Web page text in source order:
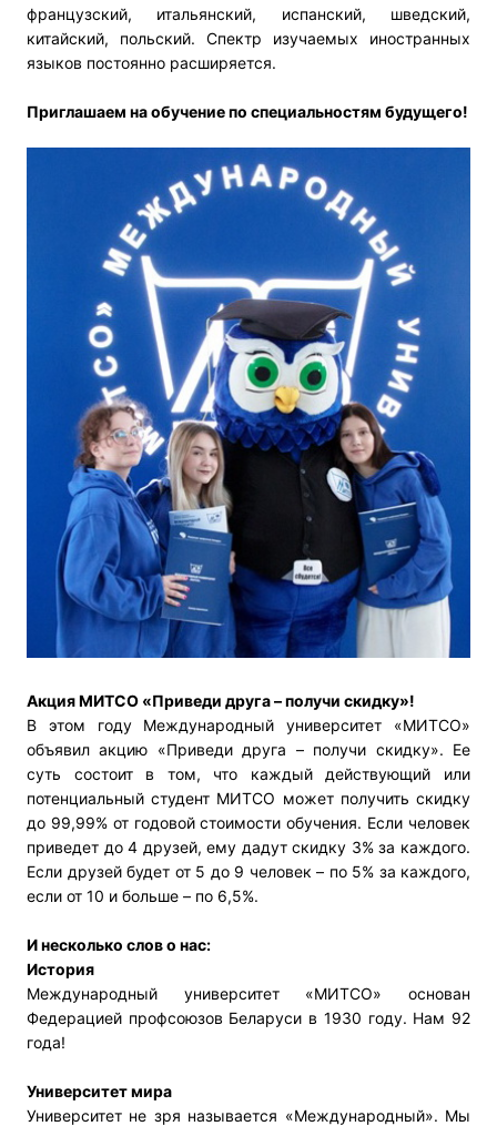
французский, итальянский, испанский, шведский,
китайский, польский. Спектр изучаемых иностранных
языков постоянно расширяется.
Приглашаем на обучение по специальностям будущего!
Акция МИТСО «Приведи друга – получи скидку»!
В этом году Международный университет «МИТСО»
объявил акцию «Приведи друга – получи скидку». Ее
суть состоит в том, что каждый действующий или
потенциальный студент МИТСО может получить скидку
до 99,99% от годовой стоимости обучения. Если человек
приведет до 4 друзей, ему дадут скидку 3% за каждого.
Если друзей будет от 5 до 9 человек – по 5% за каждого,
если от 10 и больше – по 6,5%.
И несколько слов о нас:
История
Международный университет «МИТСО» основан
Федерацией профсоюзов Беларуси в 1930 году. Нам 92
года!
Университет мира
Университет не зря называется «Международный». Мы